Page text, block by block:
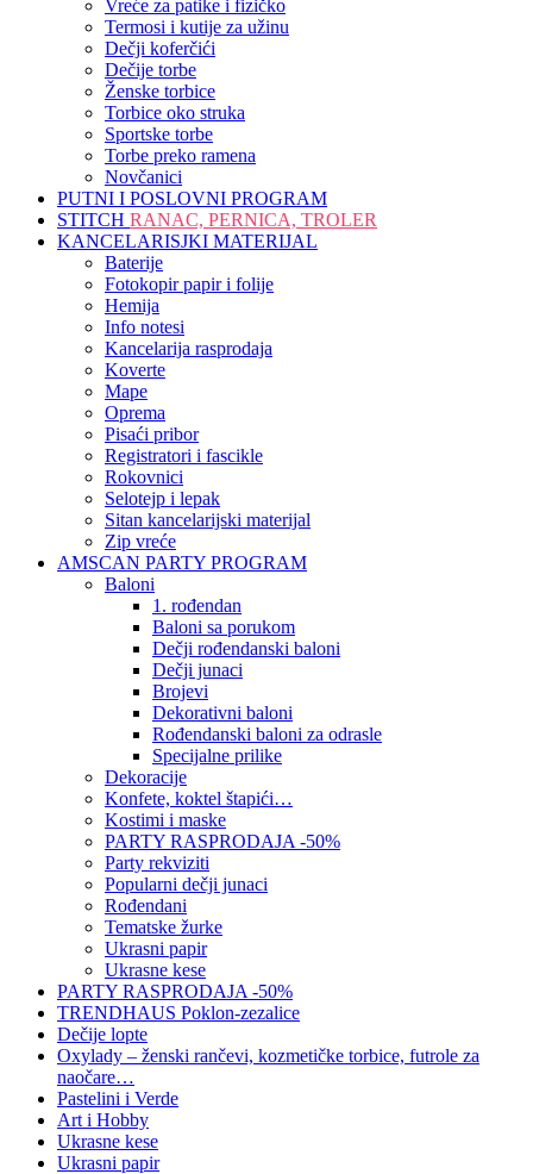
Vreće za patike i fizičko
Termosi i kutije za užinu
Dečji koferčići
Dečije torbe
Ženske torbice
Torbice oko struka
Sportske torbe
Torbe preko ramena
Novčanici
PUTNI I POSLOVNI PROGRAM
STITCH RANAC, PERNICA, TROLER
KANCELARISJKI MATERIJAL
Baterije
Fotokopir papir i folije
Hemija
Info notesi
Kancelarija rasprodaja
Koverte
Mape
Oprema
Pisaći pribor
Registratori i fascikle
Rokovnici
Selotejp i lepak
Sitan kancelarijski materijal
Zip vreće
AMSCAN PARTY PROGRAM
Baloni
1. rođendan
Baloni sa porukom
Dečji rođendanski baloni
Dečji junaci
Brojevi
Dekorativni baloni
Rođendanski baloni za odrasle
Specijalne prilike
Dekoracije
Konfete, koktel štapići…
Kostimi i maske
PARTY RASPRODAJA -50%
Party rekviziti
Popularni dečji junaci
Rođendani
Tematske žurke
Ukrasni papir
Ukrasne kese
PARTY RASPRODAJA -50%
TRENDHAUS Poklon-zezalice
Dečije lopte
Oxylady – ženski rančevi, kozmetičke torbice, futrole za
naočare…
Pastelini i Verde
Art i Hobby
Ukrasne kese
Ukrasni papir